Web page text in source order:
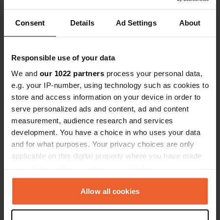
Consent Details Ad Settings About
Responsible use of your data
We and our 1022 partners process your personal data,
e.g. your IP-number, using technology such as cookies to
store and access information on your device in order to
serve personalized ads and content, ad and content
measurement, audience research and services
development. You have a choice in who uses your data
and for what purposes. Your privacy choices are only
applicable on this digital property where you have made
any time from the Cookie Declaration or by clicking on
the Privacy trigger icon.Allow all cookies
Es-tu déjà venu ici ?
Contact
Emplacement
Plaza Viviendas Atalaya
49500, Alcañices, Espagne
Copie
41° 41' 41" N 6° 20' 35" W
41.69467291 -6.3431268
Copie